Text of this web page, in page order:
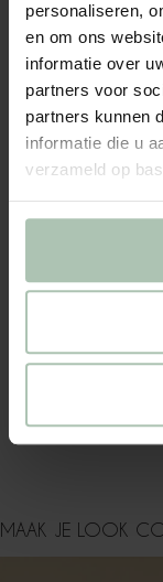
personaliseren,
en om ons
informatie over
partners voor
partners kunnen
informatie die u
verzameld op
Achteraf betalen
Snelle levering
OMSCHRIJVING
mousseline kwaliteit.
ALLES OVER DIT
MAATTABEL
MAAK JE LOOK